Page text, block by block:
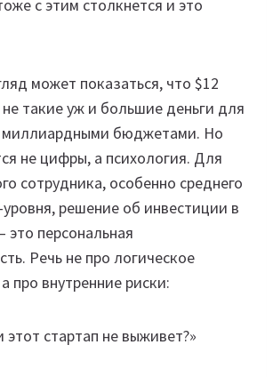
с этим столкнется и это
может показаться, что $12
такие уж и большие деньги для
миллиардными бюджетами. Но
не цифры, а психология. Для
сотрудника, особенно среднего
решение об инвестиции в
это персональная
Речь не про логическое
про внутренние риски:
стартап не выживет?»